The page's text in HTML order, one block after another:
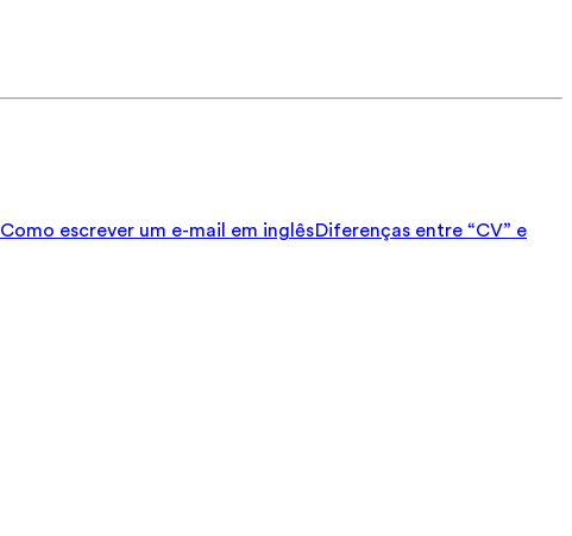
Como escrever um e-mail em inglêsDiferenças entre “CV” e